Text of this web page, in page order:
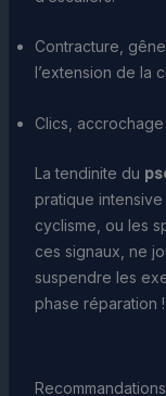
Contracture,
l’extension de la
Clics,
La tendinite du
pratique
cyclisme, ou les
ces signaux, ne
suspendre les
phase réparation !